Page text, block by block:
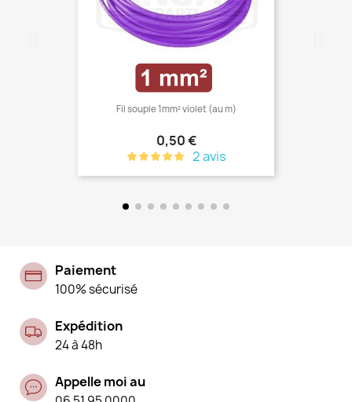
Fil souple 1mm² violet (au m)
Prix
0,50 €
2 avis
Paiement
100% sécurisé
Expédition
24 à 48h
Appelle moi au